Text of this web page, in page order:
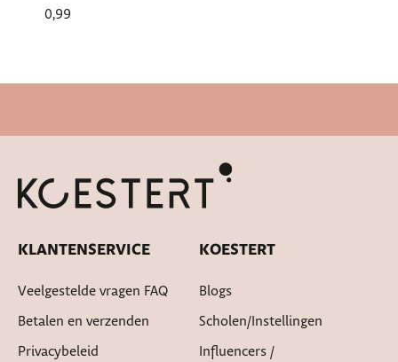
0,99
KLANTENSERVICE
Veelgestelde vragen FAQ
Betalen en verzenden
Privacybeleid
KOESTERT
Blogs
Scholen/instellingen
Influencers /